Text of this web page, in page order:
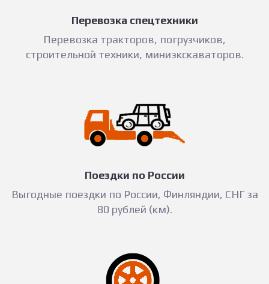
Перевозка спецтехники
Перевозка тракторов, погрузчиков,
строительной техники, миниэкскаваторов.
Поездки по России
Выгодные поездки по России, Финляндии, СНГ за
80 рублей (км).